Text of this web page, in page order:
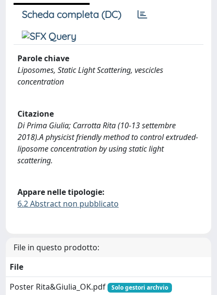
Scheda completa (DC)
Parole chiave
Liposomes, Static Light Scattering, vescicles
concentration
Citazione
Di Prima Giulia; Carrotta Rita (10-13 settembre
2018).A physicist friendly method to control extruded-
liposome concentration by using static light
scattering.
Appare nelle tipologie:
6.2 Abstract non pubblicato
File in questo prodotto:
File
Poster Rita&Giulia_OK.pdf
Solo gestori archvio